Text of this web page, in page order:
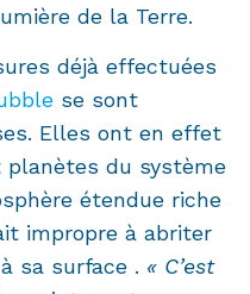
de la Terre.
déjà effectuées
se sont
Elles ont en effet
planètes du système
étendue riche
impropre à abriter
sa surface . « C’est